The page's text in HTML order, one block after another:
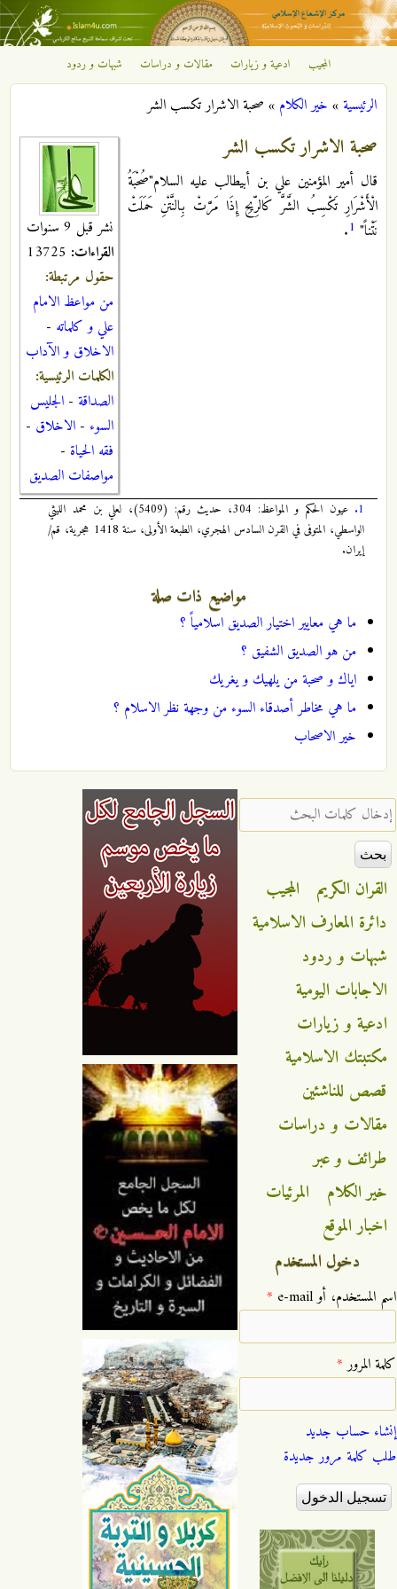
تجاوز إلى المحتوى الرئيسي
مركز
الإشعاع
الإسلامي
المجيب ادعية و زيارات مقالات و دراسات شبهات و ردود
أنت هنا
الرئيسية» خير الكلام » صحبة الاشرار تكسب الشر
نشر قبل 9 سنوات
القراءات:
حقول مرتبطة:
من مواعظ الامام
علي و كلماته -
الاخلاق و الآداب
الكلمات الرئيسية:
الصداقة - الجليس
السوء - الاخلاق -
فقه الحياة -
مواصفات الصديق
صحبة الاشرار تكسب الشر
قال أمير المؤمنين علي بن أبي‏طالب عليه السلام"صُحْبَةُ
الْأَشْرَارِ تَكْسِبُ الشَّرَّ كَالرِّيحِ إِذَا مَرَّتْ بِالنَّتْنِ حَمَلَتْ
نَتْناً" 1
.
1.
عيون الحكم و المواعظ: 304، حديث رقم: (5409)، لعلي بن محمد الليثي
الواسطي، المتوفى في القرن السادس الهجري، الطبعة الأولى، سنة 1418 هجرية، قم/
إيران.
مواضيع ذات صلة
ما هي معايير اختيار الصديق اسلامياً ؟
من هو الصديق الشفيق ؟
اياك و صحبة من يلهيك و يغريك
ما هي مخاطر أصدقاء السوء من وجهة نظر الاسلام ؟
خير الاصحاب
‏إدخال كلمات البحث ‏
القران الكريم
المجيب
دائرة المعارف الاسلامية
شبهات و ردود
الاجابات اليومية
ادعية و زيارات
مكتبتك الاسلامية
قصص للناشئين
مقالات و دراسات
طرائف و عبر
خير الكلام
المرئيات
اخبار الموقع
دخول المستخدم
‏اسم المستخدم، أو e-mail ‏ *
‏كلمة المرور ‏*
إنشاء حساب جديد
طلب كلمة مرور جديدة